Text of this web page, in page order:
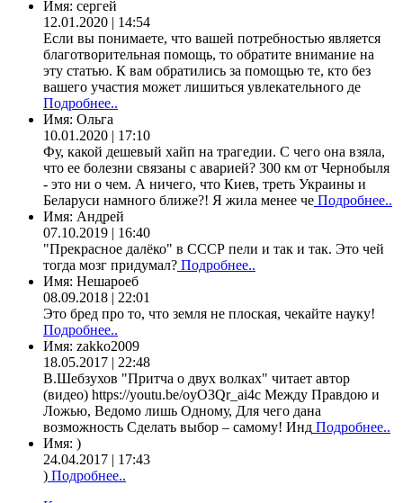
Имя: сергей
12.01.2020 | 14:54
Если вы понимаете, что вашей потребностью является
благотворительная помощь, то обратите внимание на
эту статью. К вам обратились за помощью те, кто без
вашего участия может лишиться увлекательного де
Подробнее..
Имя: Ольга
10.01.2020 | 17:10
Фу, какой дешевый хайп на трагедии. С чего она взяла,
что ее болезни связаны с аварией? 300 км от Чернобыля
- это ни о чем. А ничего, что Киев, треть Украины и
Беларуси намного ближе?! Я жила менее че Подробнее..
Имя: Андрей
07.10.2019 | 16:40
"Прекрасное далёко" в СССР пели и так и так. Это чей
тогда мозг придумал? Подробнее..
Имя: Нешароеб
08.09.2018 | 22:01
Это бред про то, что земля не плоская, чекайте науку!
Подробнее..
Имя: zakko2009
18.05.2017 | 22:48
В.Шебзухов "Притча о двух волках" читает автор
(видео) https://youtu.be/oyO3Qr_ai4c Между Правдою и
Ложью, Ведомо лишь Одному, Для чего дана
возможность Сделать выбор – самому! Инд Подробнее..
Имя: )
24.04.2017 | 17:43
) Подробнее..